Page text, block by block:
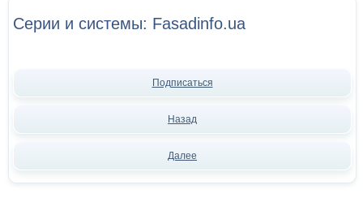
Серии и системы: Fasadinfo.ua
Подписаться
Назад
Далее